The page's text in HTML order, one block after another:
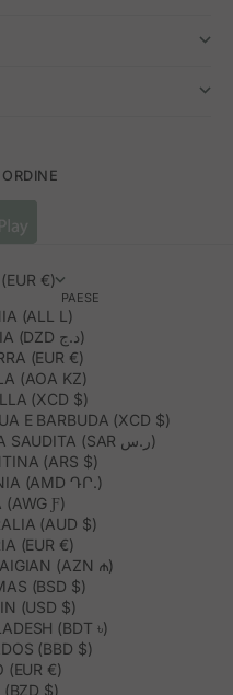
€)
PAESE
(ALL L)
ALGERIA (DZD د.ج)
(EUR €)
(AOA KZ)
(XCD $)
E BARBUDA (XCD $)
ARABIA SAUDITA (SAR ر.س)
(ARS $)
(AMD ԴՐ.)
(AWG Ƒ)
(AUD $)
(EUR €)
(AZN ₼)
(BSD $)
(USD $)
(BDT ৳)
(BBD $)
(EUR €)
(BZD $)